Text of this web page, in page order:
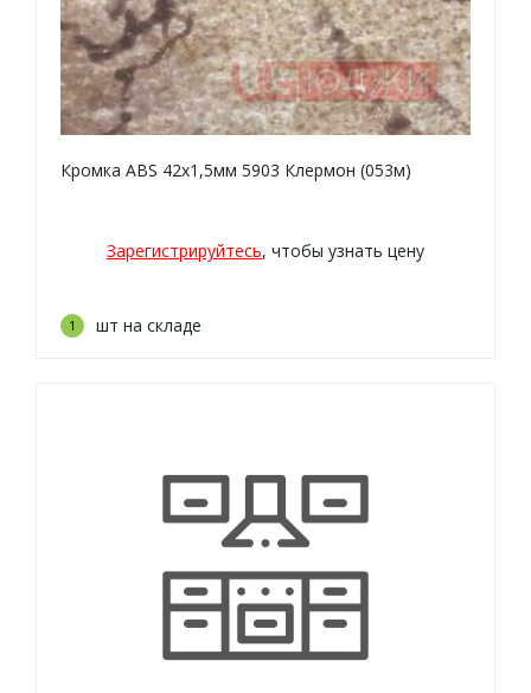
Кромка ABS 42х1,5мм 5903 Клермон (053м)
Зарегистрируйтесь, чтобы узнать цену
1 шт на складе